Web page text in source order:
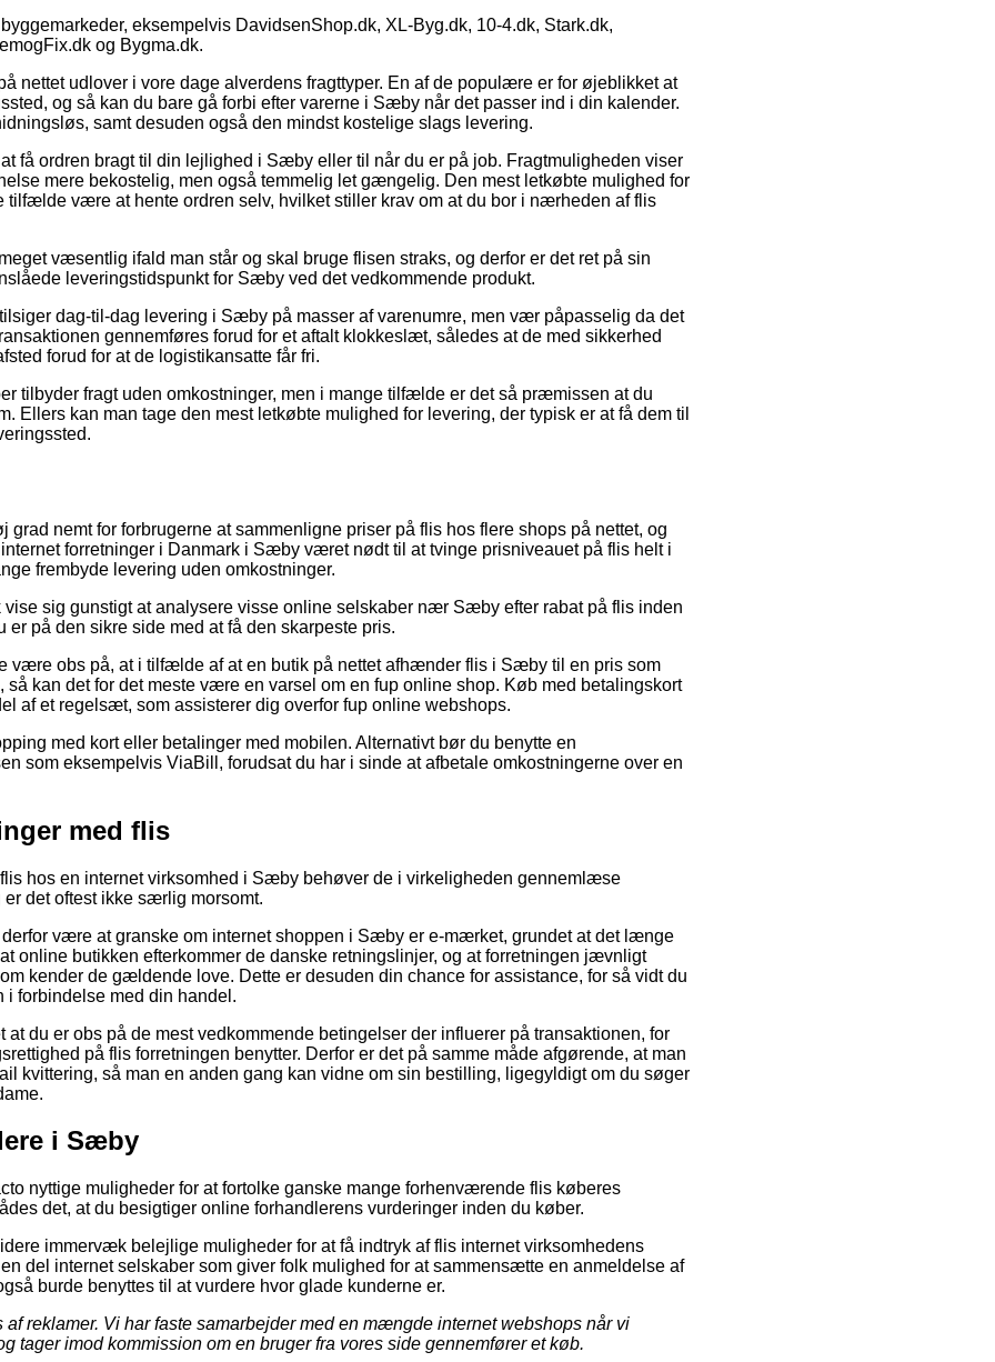
eksempelvis DavidsenShop.dk, XL-Byg.dk, 10-4.dk, Stark.dk,
og Bygma.dk.
nettet udlover i vore dage alverdens fragttyper. En af de populære er for øjeblikket at
og så kan du bare gå forbi efter varerne i Sæby når det passer ind i din kalender.
samt desuden også den mindst kostelige slags levering.
få ordren bragt til din lejlighed i Sæby eller til når du er på job. Fragtmuligheden viser
mere bekostelig, men også temmelig let gængelig. Den mest letkøbte mulighed for
tilfælde være at hente ordren selv, hvilket stiller krav om at du bor i nærheden af flis
væsentlig ifald man står og skal bruge flisen straks, og derfor er det ret på sin
leveringstidspunkt for Sæby ved det vedkommende produkt.
dag-til-dag levering i Sæby på masser af varenumre, men vær påpasselig da det
gennemføres forud for et aftalt klokkeslæt, således at de med sikkerhed
forud for at de logistikansatte får fri.
tilbyder fragt uden omkostninger, men i mange tilfælde er det så præmissen at du
Ellers kan man tage den mest letkøbte mulighed for levering, der typisk er at få dem til
grad nemt for forbrugerne at sammenligne priser på flis hos flere shops på nettet, og
forretninger i Danmark i Sæby været nødt til at tvinge prisniveauet på flis helt i
frembyde levering uden omkostninger.
sig gunstigt at analysere visse online selskaber nær Sæby efter rabat på flis inden
er på den sikre side med at få den skarpeste pris.
være obs på, at i tilfælde af at en butik på nettet afhænder flis i Sæby til en pris som
kan det for det meste være en varsel om en fup online shop. Køb med betalingskort
af et regelsæt, som assisterer dig overfor fup online webshops.
med kort eller betalinger med mobilen. Alternativt bør du benytte en
som eksempelvis ViaBill, forudsat du har i sinde at afbetale omkostningerne over en
med flis
hos en internet virksomhed i Sæby behøver de i virkeligheden gennemlæse
det oftest ikke særlig morsomt.
være at granske om internet shoppen i Sæby er e-mærket, grundet at det længe
online butikken efterkommer de danske retningslinjer, og at forretningen jævnligt
kender de gældende love. Dette er desuden din chance for assistance, for så vidt du
forbindelse med din handel.
at du er obs på de mest vedkommende betingelser der influerer på transaktionen, for
på flis forretningen benytter. Derfor er det på samme måde afgørende, at man
kvittering, så man en anden gang kan vidne om sin bestilling, ligegyldigt om du søger
i Sæby
nyttige muligheder for at fortolke ganske mange forhenværende flis køberes
det, at du besigtiger online forhandlerens vurderinger inden du køber.
immervæk belejlige muligheder for at få indtryk af flis internet virksomhedens
del internet selskaber som giver folk mulighed for at sammensætte en anmeldelse af
burde benyttes til at vurdere hvor glade kunderne er.
reklamer. Vi har faste samarbejder med en mængde internet webshops når vi
tager imod kommission om en bruger fra vores side gennemfører et køb.